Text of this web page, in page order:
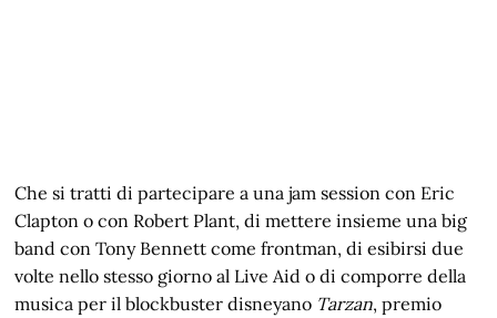
Che si tratti di partecipare a una jam session con Eric
Clapton o con Robert Plant, di mettere insieme una big
band con Tony Bennett come frontman, di esibirsi due
volte nello stesso giorno al Live Aid o di comporre della
musica per il blockbuster disneyano Tarzan, premio